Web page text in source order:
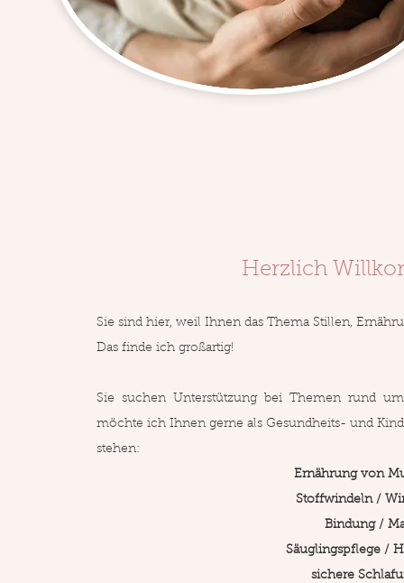
Herzlich
Sie sind hier, weil Ihnen das Thema Stillen,
Das finde ich großartig!
Sie suchen Unterstützung bei Themen rund
möchte ich Ihnen gerne als Gesundheits- und
stehen:
Ernährung von
Stoffwindeln /
Bindung /
Säuglingspflege /
sichere